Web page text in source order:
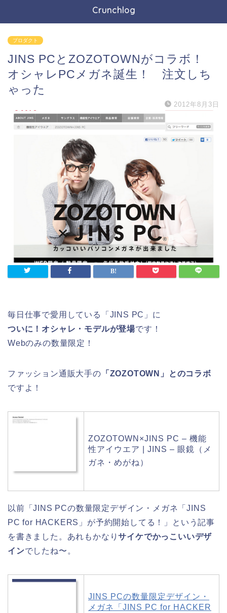
Crunchlog
プロダクト
JINS PCとZOZOTOWNがコラボ！
オシャレPCメガネ誕生！ 注文しち
ゃった
2012年8月3日
毎日仕事で愛用している「JINS PC」に
ついに！オシャレ・モデルが登場です！
Webのみの数量限定！
ファッション通販大手の 「ZOZOTOWN」とのコラボ
ですよ！
ZOZOTOWN×JINS PC – 機能
性アイウエア | JINS – 眼鏡（メ
ガネ・めがね）
以前「JINS PCの数量限定デザイン・メガネ「JINS
PC for HACKERS」が予約開始してる！」という記事
を書きました。あれもかなりサイケでかっこいいデザ
インでしたね〜。
JINS PCの数量限定デザイン・
メガネ「JINS PC for HACKER